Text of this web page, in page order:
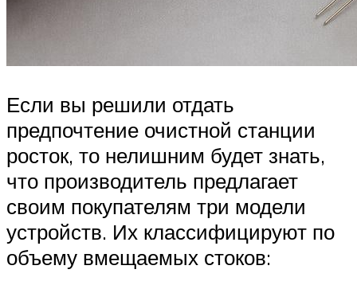
Если вы решили отдать
предпочтение очистной станции
росток, то нелишним будет знать,
что производитель предлагает
своим покупателям три модели
устройств. Их классифицируют по
объему вмещаемых стоков: